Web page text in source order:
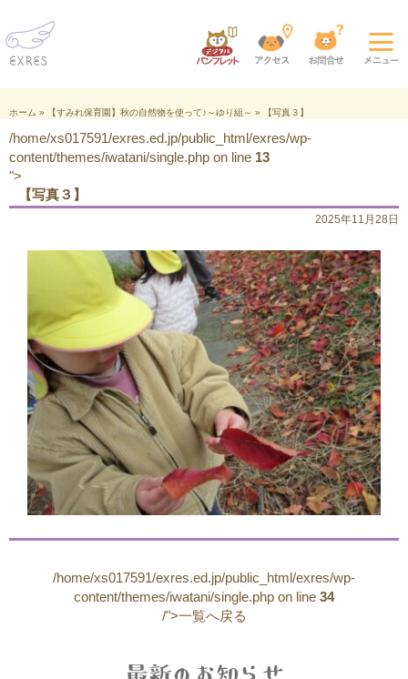
ホーム » 【すみれ保育園】秋の自然物を使って♪～ゆり組～ » 【写真３】
/home/xs017591/exres.ed.jp/public_html/exres/wp-
content/themes/iwatani/single.php on line 13
">
【写真３】
2025年11月28日
/home/xs017591/exres.ed.jp/public_html/exres/wp-
content/themes/iwatani/single.php on line 34
/">一覧へ戻る